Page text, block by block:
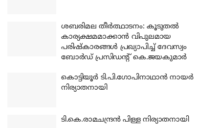
ശബരിമല തീര്‍ത്ഥാടനം: കൂടുതല്‍
കാര്യക്ഷമമാക്കാന്‍ വിപുലമായ
പരിഷ്‌കാരങ്ങള്‍ പ്രഖ്യാപിച്ച് ദേവസ്വം
ബോര്‍ഡ് പ്രസിഡന്റ് കെ.ജയകുമാര്‍
കൊട്ടിയൂര്‍ ടി.പി.ഗോപിനാഥാന്‍ നായര്‍
നിര്യാതനായി
ടി.കെ.രാമചന്ദ്രന്‍ പിള്ള നിര്യാതനായി